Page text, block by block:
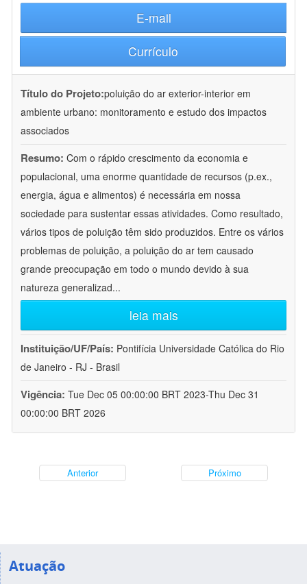
E-mail
Currículo
Título do Projeto:poluição do ar exterior-interior em
ambiente urbano: monitoramento e estudo dos impactos
associados
Resumo: Com o rápido crescimento da economia e
populacional, uma enorme quantidade de recursos (p.ex.,
energia, água e alimentos) é necessária em nossa
sociedade para sustentar essas atividades. Como resultado,
vários tipos de poluição têm sido produzidos. Entre os vários
problemas de poluição, a poluição do ar tem causado
grande preocupação em todo o mundo devido à sua
natureza generalizad...
leia mais
Instituição/UF/País: Pontifícia Universidade Católica do Rio
de Janeiro - RJ - Brasil
Vigência: Tue Dec 05 00:00:00 BRT 2023-Thu Dec 31
00:00:00 BRT 2026
Anterior Próximo
Atuação